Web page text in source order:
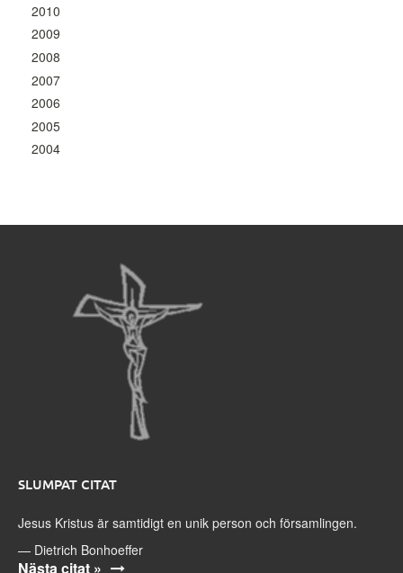
2010
2009
2008
2007
2006
2005
2004
SLUMPAT CITAT
Jesus Kristus är samtidigt en unik person och församlingen.
— Dietrich Bonhoeffer
Nästa citat »